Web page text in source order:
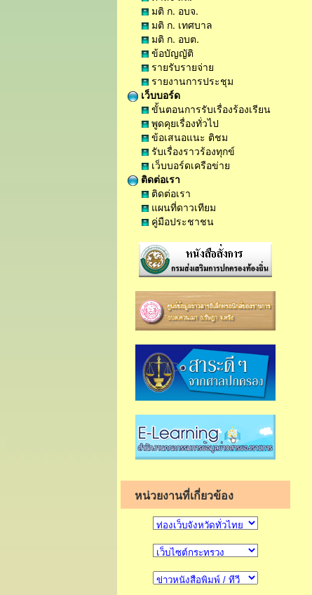
มติ ก. อบจ.
มติ ก. เทศบาล
มติ ก. อบต.
ข้อบัญญัติ
รายรับรายจ่าย
รายงานการประชุม
เว็บบอร์ด
ขั้นตอนการรับเรื่องร้องเรียน
พูดคุยเรื่องทั่วไป
ข้อเสนอแนะ ติชม
รับเรื่องราวร้องทุกข์
เว็บบอร์ดเครือข่าย
ติดต่อเรา
ติดต่อเรา
แผนที่ดาวเทียม
คู่มือประชาชน
หน่วยงานที่เกี่ยวข้อง